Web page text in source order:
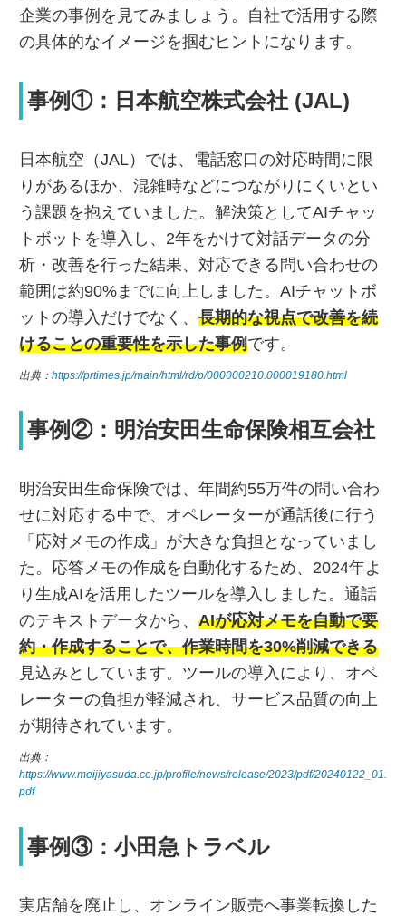
企業の事例を見てみましょう。自社で活用する際
の具体的なイメージを掴むヒントになります。
事例①：日本航空株式会社 (JAL)
日本航空（JAL）では、電話窓口の対応時間に限
りがあるほか、混雑時などにつながりにくいとい
う課題を抱えていました。解決策としてAIチャッ
トボットを導入し、2年をかけて対話データの分
析・改善を行った結果、対応できる問い合わせの
範囲は約90%までに向上しました。AIチャットボ
ットの導入だけでなく、 長期的な視点で改善を続
けることの重要性を示した事例です。
出典： https://prtimes.jp/main/html/rd/p/000000210.000019180.html
事例②：明治安田生命保険相互会社
明治安田生命保険では、年間約55万件の問い合わ
せに対応する中で、オペレーターが通話後に行う
「応対メモの作成」が大きな負担となっていまし
た。応答メモの作成を自動化するため、2024年よ
り生成AIを活用したツールを導入しました。通話
のテキストデータから、 AIが応対メモを自動で要
約・作成することで、作業時間を30%削減できる
見込みとしています。ツールの導入により、オペ
レーターの負担が軽減され、サービス品質の向上
が期待されています。
出典：
https://www.meijiyasuda.co.jp/profile/news/release/2023/pdf/20240122_01.
pdf
事例③：小田急トラベル
実店舗を廃止し、オンライン販売へ事業転換した